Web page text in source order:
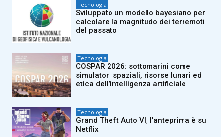
Tecnologia
Sviluppato un modello bayesiano per
calcolare la magnitudo dei terremoti
del passato
Tecnologia
COSPAR 2026: sottomarini come
simulatori spaziali, risorse lunari ed
etica dell’intelligenza artificiale
Tecnologia
Grand Theft Auto VI, l’anteprima è su
Netflix